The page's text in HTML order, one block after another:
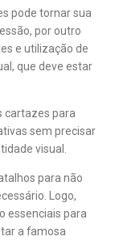
pode tornar sua
por outro
e utilização de
que deve estar
cartazes para
sem precisar
visual.
para não
Logo,
essenciais para
a famosa